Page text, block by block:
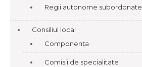
Regii autonome subordonate
Consiliul local
Componența
Comisii de specialitate